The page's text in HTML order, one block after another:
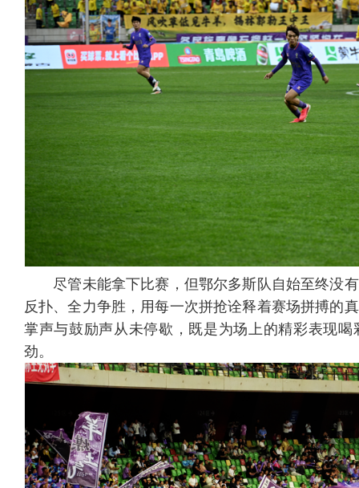
尽管未能拿下比赛，但鄂尔多斯队自始至终没有
反扑、全力争胜，用每一次拼抢诠释着赛场拼搏的
掌声与鼓励声从未停歇，既是为场上的精彩表现
劲。